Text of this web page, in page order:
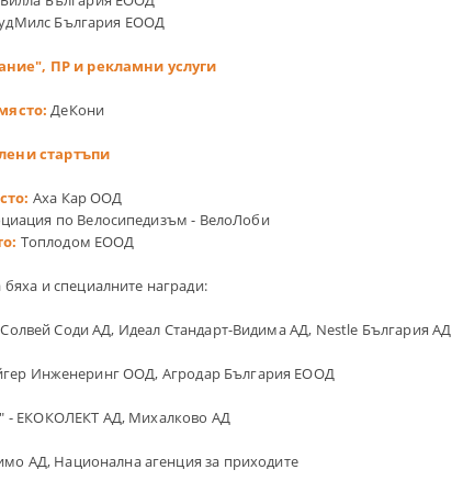
България ЕООД
ПР и рекламни услуги
ДеКони
стартъпи
Аха Кар ООД
по Велосипедизъм - ВелоЛоби
Топлодом ЕООД
бяха и специалните награди:
Соди АД, Идеал Стандарт-Видима АД, Nestle България АД
Инженеринг ООД, Агродар България ЕООД
" - ЕКОКОЛЕКТ АД, Михалково АД
АД, Национална агенция за приходите